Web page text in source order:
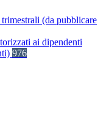
trimestrali (da pubblicare
ai dipendenti
976